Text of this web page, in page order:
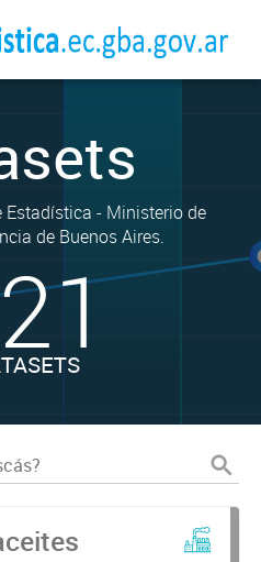
- Ministerio de
de Buenos Aires.